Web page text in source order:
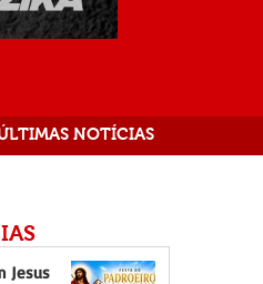
NOTÍCIAS
Jesus